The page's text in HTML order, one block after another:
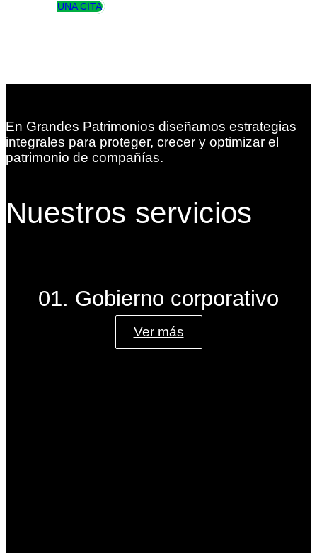
UNA CITA
En Grandes Patrimonios diseñamos estrategias
integrales para proteger, crecer y optimizar el
patrimonio de compañías.
Nuestros servicios
01. Gobierno corporativo
Ver más